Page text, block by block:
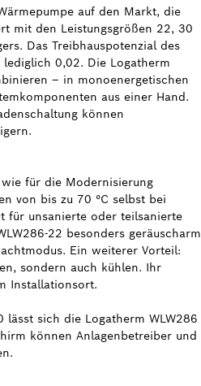
auf den Markt, die
mit den Leistungsgrößen 22, 30
Das Treibhauspotenzial des
0,02. Die Logatherm
– in monoenergetischen
aus einer Hand.
können
für die Modernisierung
von bis zu 70 °C selbst bei
für unsanierte oder teilsanierte
22 besonders geräuscharm
Ein weiterer Vorteil:
sondern auch kühlen. Ihr
Installationsort.
sich die Logatherm WLW286
können Anlagenbetreiber und